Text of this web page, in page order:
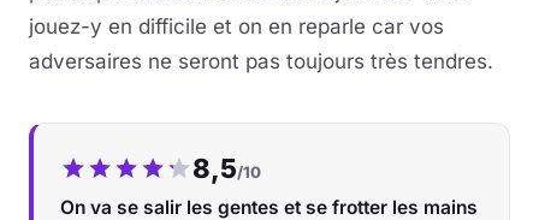
jouez-y en difficile et on en reparle car vos
adversaires ne seront pas toujours très tendres.
Notre note :
8,5/10
On va se salir les gentes et se frotter les mains